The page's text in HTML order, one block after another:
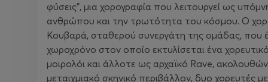
φύσεις”, μια χορογραφία που λειτουργεί ως
ανθρώπου και την τρωτότητα του κόσμου. Ο
Κουβαρά, σταθερού συνεργάτη της ομάδας, που
χωροχρόνο στον οποίο εκτυλίσεται ένα
μοιρολόι και άλλοτε ως αρχαϊκό Rave,
μεταιχμιακό σκηνικό περιβάλλον, δυο χορευτές